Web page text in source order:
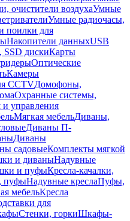
очистители воздухаУмные
Умные радиочасы,
поилки для
Накопители данныхUSB
дискиКарты
Оптические
Камеры
CCTVДомофоны,
Охранные системы,
управления
Мягкая мебельДиваны,
Диваны П-
Диваны
садовыеКомплекты мягкой
и диваныНадувные
и пуфыКресла-качалки,
пуфыНадувные креслаПуфы,
мебельКресла
для
Стенки, горкиШкафы-